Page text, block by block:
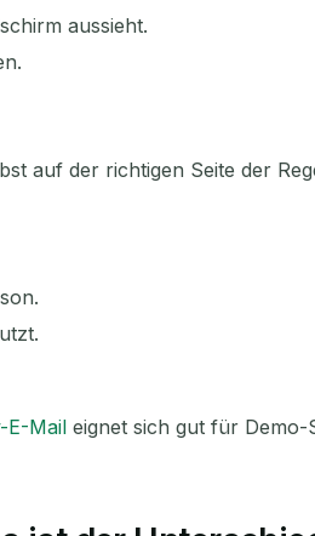
aussieht.
auf der richtigen Seite der
E-Mail eignet sich gut für Demo-